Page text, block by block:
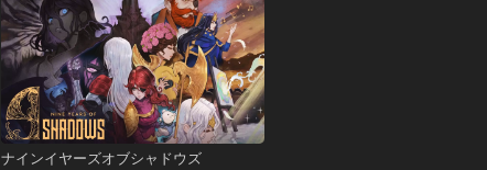
ナインイヤーズオブシャドウズ